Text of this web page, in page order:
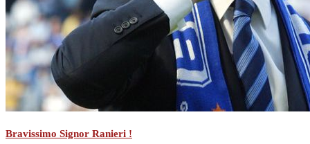
Bravissimo Signor Ranieri !